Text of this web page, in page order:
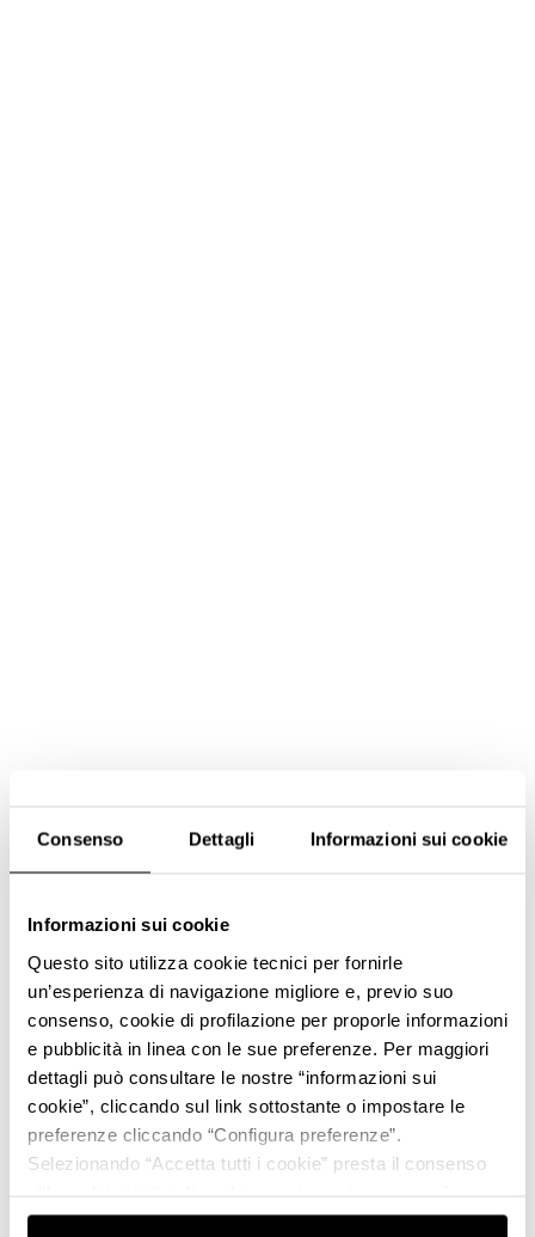
Consenso Dettagli Informazioni sui cookie
Informazioni sui cookie
Questo sito utilizza cookie tecnici per fornirle
un’esperienza di navigazione migliore e, previo suo
consenso, cookie di profilazione per proporle informazioni
e pubblicità in linea con le sue preferenze. Per maggiori
dettagli può consultare le nostre “informazioni sui
cookie”, cliccando sul link sottostante o impostare le
preferenze cliccando “Configura preferenze”.
Selezionando “Accetta tutti i cookie” presta il consenso
consenso cliccando su “Usa solo i cookie necessari” e